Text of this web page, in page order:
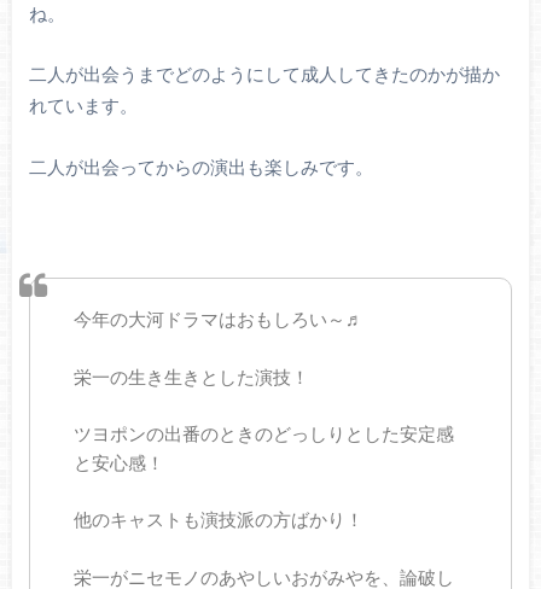
ね。
二人が出会うまでどのようにして成人してきたのかが描か
れています。
二人が出会ってからの演出も楽しみです。
今年の大河ドラマはおもしろい～♬
栄一の生き生きとした演技！
ツヨポンの出番のときのどっしりとした安定感
と安心感！
他のキャストも演技派の方ばかり！
栄一がニセモノのあやしいおがみやを、論破し